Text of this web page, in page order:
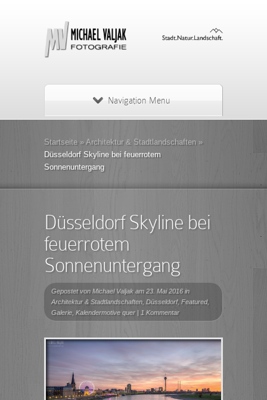
Navigation Menu
Startseite » Architektur & Stadtlandschaften »
Düsseldorf Skyline bei feuerrotem
Sonnenuntergang
Düsseldorf Skyline bei
feuerrotem
Sonnenuntergang
Gepostet von Michael Valjak am 23. Mai 2016 in
Architektur & Stadtlandschaften Düsseldorf, Featured,
Galerie Kalendermotive quer | 1 Kommentar